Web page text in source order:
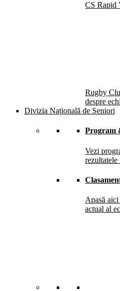
CS Rapid
Rugby
despre
Divizia Națională de Seniori
Program
Vezi
rezultatele
Apasă aici
actual al